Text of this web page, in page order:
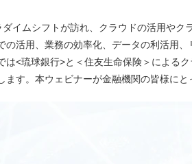
イムシフトが訪れ、クラウドの活用やク
活用、業務の効率化、データの利活用
<琉球銀行>と＜住友生命保険＞による
す。本ウェビナーが金融機関の皆様に